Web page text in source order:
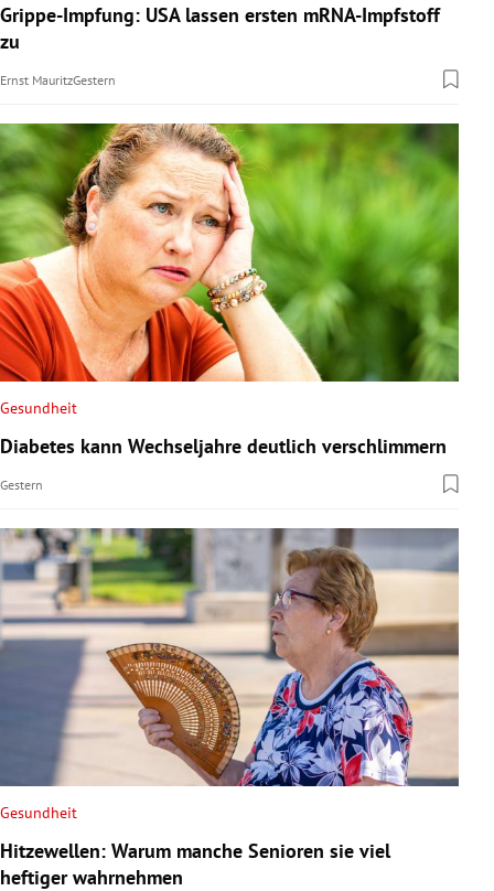
Grippe-Impfung: USA lassen ersten mRNA-Impfstoff
zu
Ernst MauritzGestern
Gesundheit
Diabetes kann Wechseljahre deutlich verschlimmern
Gestern
Gesundheit
Hitzewellen: Warum manche Senioren sie viel
heftiger wahrnehmen